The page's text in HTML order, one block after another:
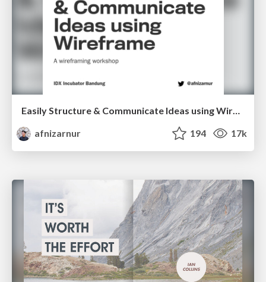
Easily Structure & Communicate Ideas using Wireframe
afnizarnur
194 17k